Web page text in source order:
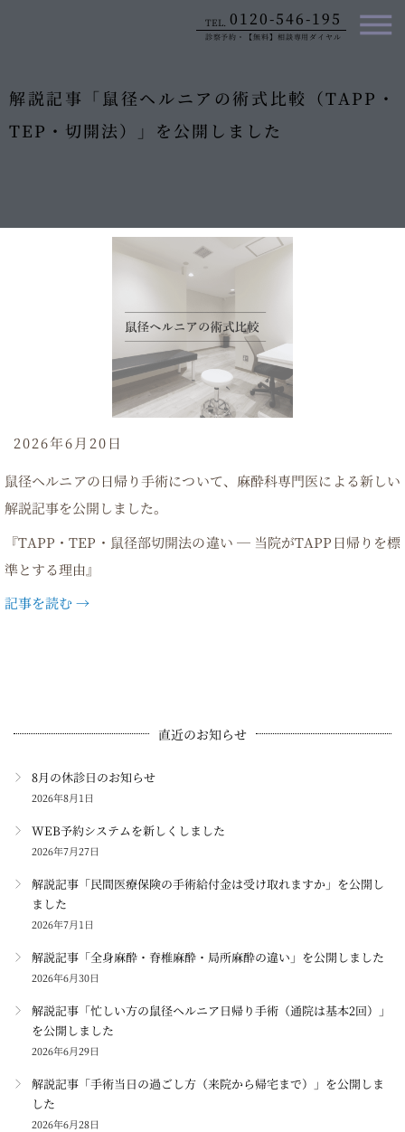
キ
ッ
プ
TEL. 0120-546-195
診察予約・【無料】相談専用ダイヤル
解説記事「鼠径ヘルニアの術式比較（TAPP・
TEP・切開法）」を公開しました
2026年6月20日
鼠径ヘルニアの日帰り手術について、麻酔科専門医による新しい
解説記事を公開しました。
『TAPP・TEP・鼠径部切開法の違い ― 当院がTAPP日帰りを標
準とする理由』
記事を読む →
直近のお知らせ
8月の休診日のお知らせ
2026年8月1日
WEB予約システムを新しくしました
2026年7月27日
解説記事「民間医療保険の手術給付金は受け取れますか」を公開し
ました
2026年7月1日
解説記事「全身麻酔・脊椎麻酔・局所麻酔の違い」を公開しました
2026年6月30日
解説記事「忙しい方の鼠径ヘルニア日帰り手術（通院は基本2回）」
を公開しました
2026年6月29日
解説記事「手術当日の過ごし方（来院から帰宅まで）」を公開しま
した
2026年6月28日